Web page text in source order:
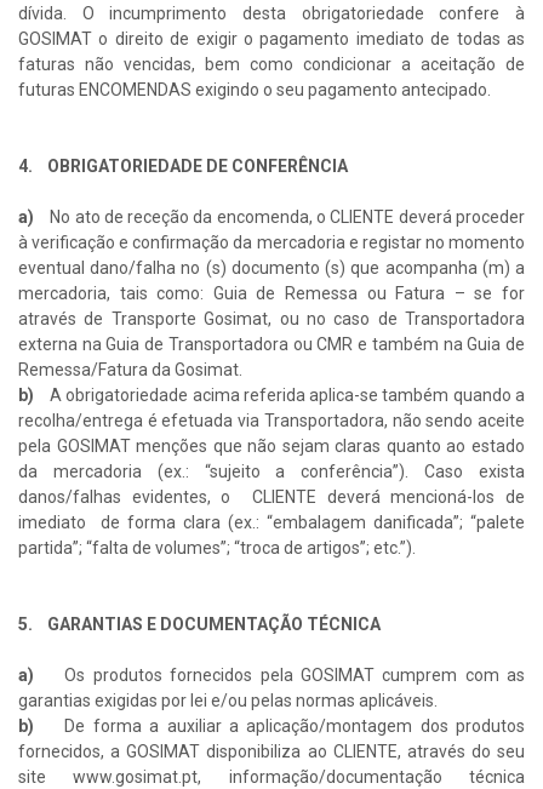
dívida. O incumprimento desta obrigatoriedade confere à
GOSIMAT o direito de exigir o pagamento imediato de todas as
faturas não vencidas, bem como condicionar a aceitação de
futuras ENCOMENDAS exigindo o seu pagamento antecipado.
4. OBRIGATORIEDADE DE CONFERÊNCIA
a)
No ato de receção da encomenda, o CLIENTE deverá proceder
à verificação e confirmação da mercadoria e registar no momento
eventual dano/falha no (s) documento (s) que acompanha (m) a
mercadoria, tais como: Guia de Remessa ou Fatura – se for
através de Transporte Gosimat, ou no caso de Transportadora
externa na Guia de Transportadora ou CMR e também na Guia de
Remessa/Fatura da Gosimat.
b)A obrigatoriedade acima referida aplica-se também quando a
recolha/entrega é efetuada via Transportadora, não sendo aceite
pela GOSIMAT menções que não sejam claras quanto ao estado
da mercadoria (ex.: “sujeito a conferência”). Caso exista
danos/falhas evidentes, o CLIENTE deverá mencioná-los de
imediato de forma clara (ex.: “embalagem danificada”; “palete
partida”; “falta de volumes”; “troca de artigos”; etc.”).
5. GARANTIAS E DOCUMENTAÇÃO TÉCNICA
a)Os produtos fornecidos pela GOSIMAT cumprem com as
garantias exigidas por lei e/ou pelas normas aplicáveis.
b)
De forma a auxiliar a aplicação/montagem dos produtos
fornecidos, a GOSIMAT disponibiliza ao CLIENTE, através do seu
site www.gosimat.pt, informação/documentação técnica